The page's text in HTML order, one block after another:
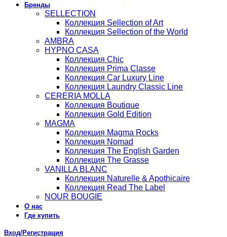
Бренды
SELLECTION
Коллекция Sellection of Art
Коллекция Sellection of the World
AMBRA
HYPNO CASA
Коллекция Chic
Коллекция Prima Classe
Коллекция Car Luxury Line
Коллекция Laundry Classic Line
CERERIA MOLLA
Коллекция Boutique
Коллекция Gold Edition
MAGMA
Коллекция Magma Rocks
Коллекция Nomad
Коллекция The English Garden
Коллекция The Grasse
VANILLA BLANC
Коллекция Naturelle & Apothicaire
Коллекция Read The Label
NOUR BOUGIE
О нас
Где купить
Вход/Регистрация